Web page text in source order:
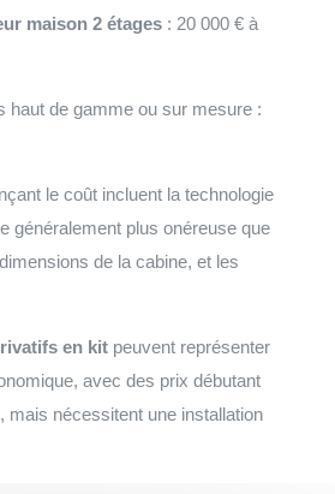
maison 2 étages : 20 000 € à
haut de gamme ou sur mesure :
le coût incluent la technologie
généralement plus onéreuse que
de la cabine, et les
en kit peuvent représenter
avec des prix débutant
mais nécessitent une installation